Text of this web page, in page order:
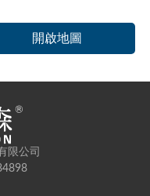
開啟地圖
限公司